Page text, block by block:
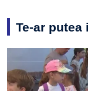
Te-ar putea